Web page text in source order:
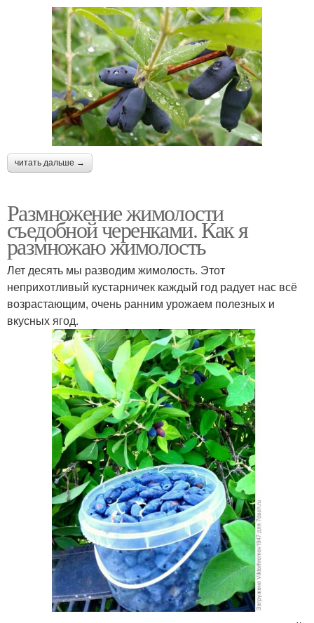
читать дальше →
Размножение жимолости
съедобной черенками. Как я
размножаю жимолость
Лет десять мы разводим жимолость. Этот
неприхотливый кустарничек каждый год радует нас всё
возрастающим, очень ранним урожаем полезных и
вкусных ягод.